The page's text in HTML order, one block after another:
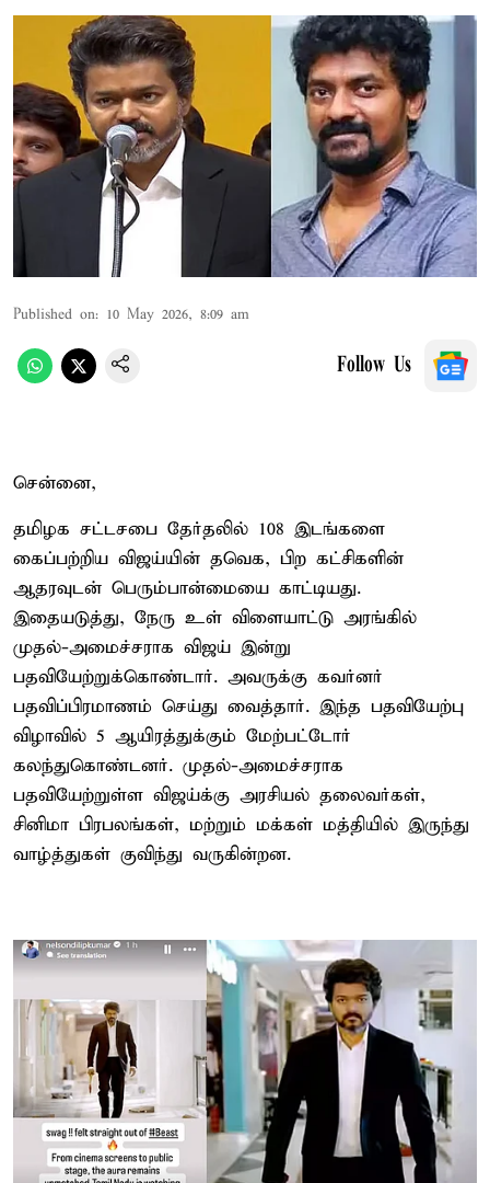
Published on: 10 May 2026, 8:09 am
Follow Us
சென்னை,
தமிழக சட்டசபை தேர்தலில் 108 இடங்களை
கைப்பற்றிய விஜய்யின் தவெக, பிற கட்சிகளின்
ஆதரவுடன் பெரும்பான்மையை காட்டியது.
இதையடுத்து, நேரு உள் விளையாட்டு அரங்கில்
முதல்-அமைச்சராக விஜய் இன்று
பதவியேற்றுக்கொண்டார். அவருக்கு கவர்னர்
பதவிப்பிரமாணம் செய்து வைத்தார். இந்த பதவியேற்பு
விழாவில் 5 ஆயிரத்துக்கும் மேற்பட்டோர்
கலந்துகொண்டனர். முதல்-அமைச்சராக
பதவியேற்றுள்ள விஜய்க்கு அரசியல் தலைவர்கள்,
சினிமா பிரபலங்கள், மற்றும் மக்கள் மத்தியில் இருந்து
வாழ்த்துகள் குவிந்து வருகின்றன.